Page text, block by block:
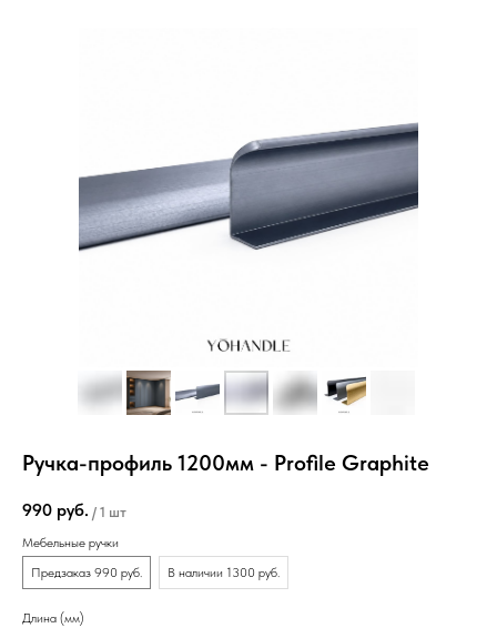
Ручка-профиль 1200мм - Profile Graphite
990 руб. / 1 шт
Мебельные ручки
Предзаказ 990 руб.
В наличии 1300 руб.
Длина (мм)